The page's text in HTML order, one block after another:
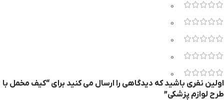
0
0
0
0
0
اولین نفری باشید که دیدگاهی را ارسال می کنید برای “کیف مخمل با
طرح لوازم پزشکی”